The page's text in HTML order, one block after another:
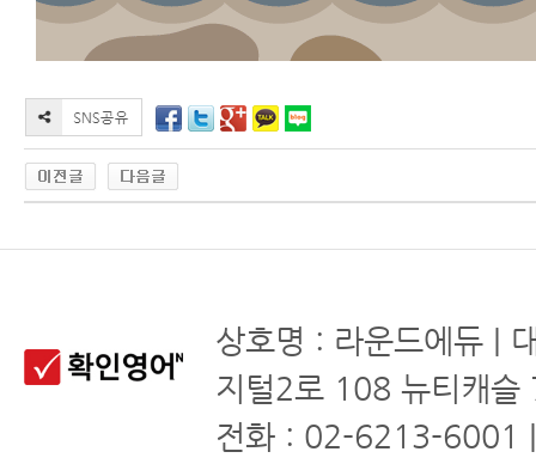
상호명 : 라운드에듀 |
지털2로 108 뉴티캐슬
전화 : 02-6213-6001